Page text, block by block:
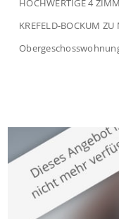
HOCHWERTIGE 4
KREFELD-BOCKUM
großzügige Räume
modernen
verbindet. Der […]